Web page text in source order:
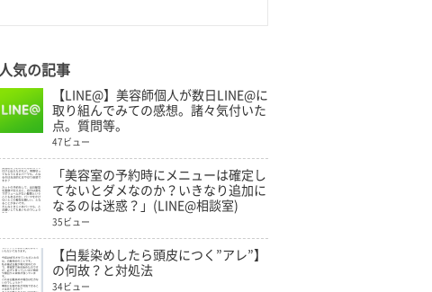
人気の記事
【LINE@】美容師個人が数日LINE@に
取り組んでみての感想。諸々気付いた
点。質問等。
47ビュー
「美容室の予約時にメニューは確定し
てないとダメなのか？いきなり追加に
なるのは迷惑？」(LINE@相談室)
35ビュー
【白髪染めしたら頭皮につく”アレ”】
の何故？と対処法
34ビュー